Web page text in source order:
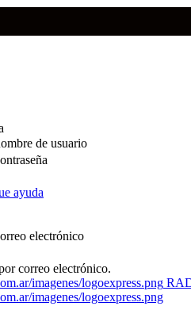
de usuario
ayuda
electrónico
correo electrónico.